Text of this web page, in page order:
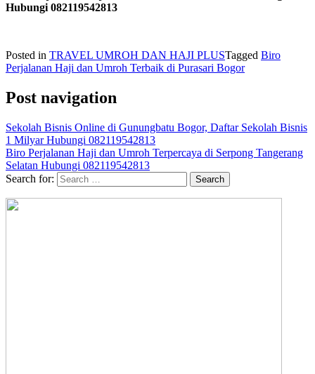
Hubungi 082119542813
Posted in TRAVEL UMROH DAN HAJI PLUSTagged Biro
Perjalanan Haji dan Umroh Terbaik di Purasari Bogor
Post navigation
Sekolah Bisnis Online di Gunungbatu Bogor, Daftar Sekolah Bisnis
1 Milyar Hubungi 082119542813
Biro Perjalanan Haji dan Umroh Terpercaya di Serpong Tangerang
Selatan Hubungi 082119542813
Search for: